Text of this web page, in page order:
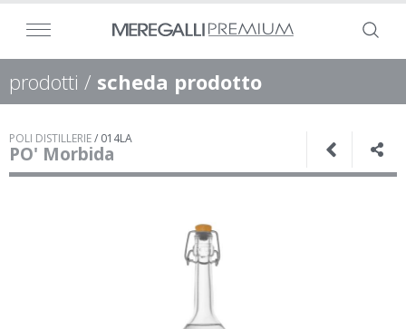
prodotti / scheda prodotto
POLI DISTILLERIE/ 014LA
PO' Morbida